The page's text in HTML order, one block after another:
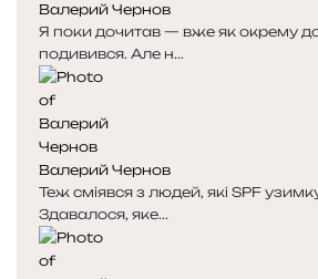
Валерий Чернов
Я поки дочитав — вже як окрему
подивився. Але н...
Валерий Чернов
Теж сміявся з людей, які SPF
Здавалося, яке...